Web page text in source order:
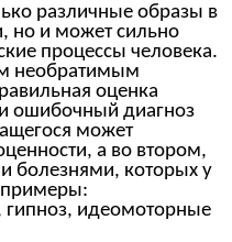
различные образы в
но и может сильно
процессы человека.
необратимым
оценка
ошибочный диагноз
может
а во втором,
болезнями, которых у
примеры:
гипноз, идеомоторные